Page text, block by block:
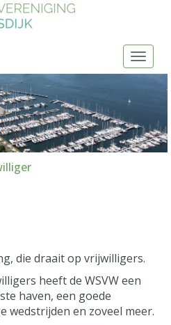
die draait op vrijwilligers.
heeft de WSVW een
haven, een goede
wedstrijden en zoveel meer.